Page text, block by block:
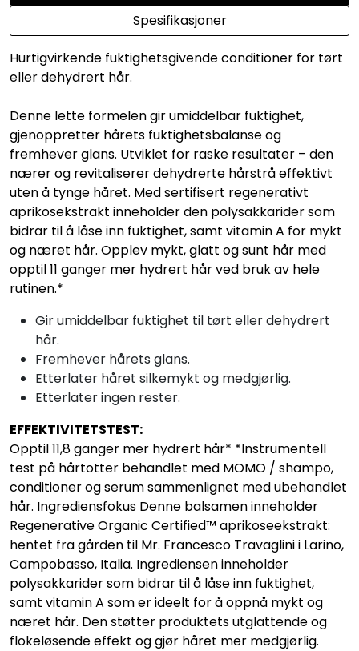
Spesifikasjoner
Hurtigvirkende fuktighetsgivende conditioner for tørt
eller dehydrert hår.
Denne lette formelen gir umiddelbar fuktighet,
gjenoppretter hårets fuktighetsbalanse og
fremhever glans. Utviklet for raske resultater – den
nærer og revitaliserer dehydrerte hårstrå effektivt
uten å tynge håret. Med sertifisert regenerativt
aprikosekstrakt inneholder den polysakkarider som
bidrar til å låse inn fuktighet, samt vitamin A for mykt
og næret hår. Opplev mykt, glatt og sunt hår med
opptil 11 ganger mer hydrert hår ved bruk av hele
rutinen.*
Gir umiddelbar fuktighet til tørt eller dehydrert
hår.
Fremhever hårets glans.
Etterlater håret silkemykt og medgjørlig.
Etterlater ingen rester.
EFFEKTIVITETSTEST:
Opptil 11,8 ganger mer hydrert hår* *Instrumentell
test på hårtotter behandlet med MOMO / shampo,
conditioner og serum sammenlignet med ubehandlet
hår. Ingrediensfokus Denne balsamen inneholder
Regenerative Organic Certified™ aprikoseekstrakt:
hentet fra gården til Mr. Francesco Travaglini i Larino,
Campobasso, Italia. Ingrediensen inneholder
polysakkarider som bidrar til å låse inn fuktighet,
samt vitamin A som er ideelt for å oppnå mykt og
næret hår. Den støtter produktets utglattende og
flokeløsende effekt og gjør håret mer medgjørlig.